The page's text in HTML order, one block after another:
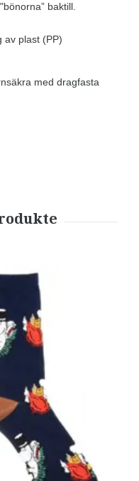
baktill.
av plast (PP)
med dragfasta